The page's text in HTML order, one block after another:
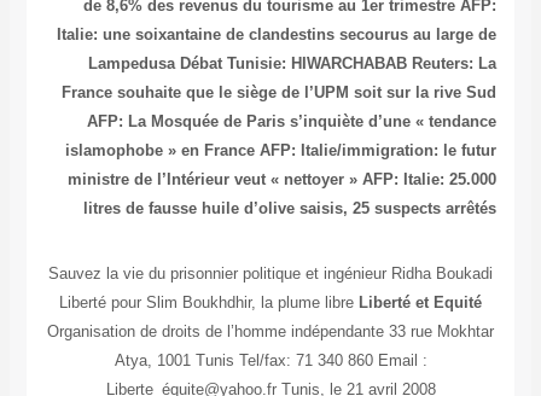
de 8,6% des revenus du tourisme au 1er trimestre AFP:
Italie: une soixantaine de clandestins secourus au large de
Lampedusa Débat Tunisie: HIWARCHABAB Reuters: La
France souhaite que le siège de l’UPM soit sur la rive Sud
AFP: La Mosquée de Paris s’inquiète d’une « tendance
islamophobe » en France AFP: Italie/immigration: le futur
ministre de l’Intérieur veut « nettoyer »AFP: Italie: 25.000
litres de fausse huile d’olive saisis, 25 suspects arrêtés
Sauvez la vie du prisonnier politique et ingénieur Ridha Boukadi
Liberté pour Slim Boukhdhir, la plume libre Liberté et Equité
Organisation de droits de l’homme indépendante 33 rue Mokhtar
Atya, 1001 Tunis Tel/fax: 71 340 860 Email :
Liberte_équite@yahoo.fr Tunis, le 21 avril 2008